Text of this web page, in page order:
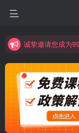
诚挚邀请您成为
诚挚邀请您成为
学习路上不孤独，99学社与你同行！分享全